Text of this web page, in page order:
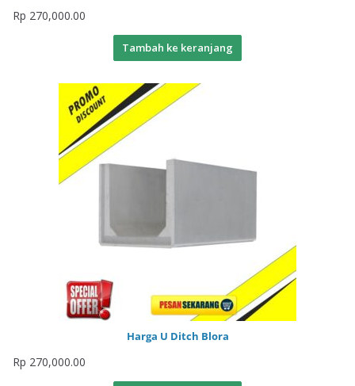
Rp 270,000.00
Tambah ke keranjang
Harga U Ditch Blora
Rp 270,000.00